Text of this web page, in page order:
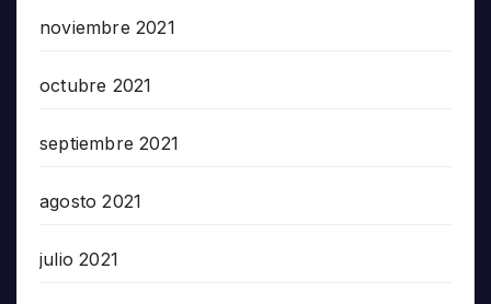
noviembre 2021
octubre 2021
septiembre 2021
agosto 2021
julio 2021